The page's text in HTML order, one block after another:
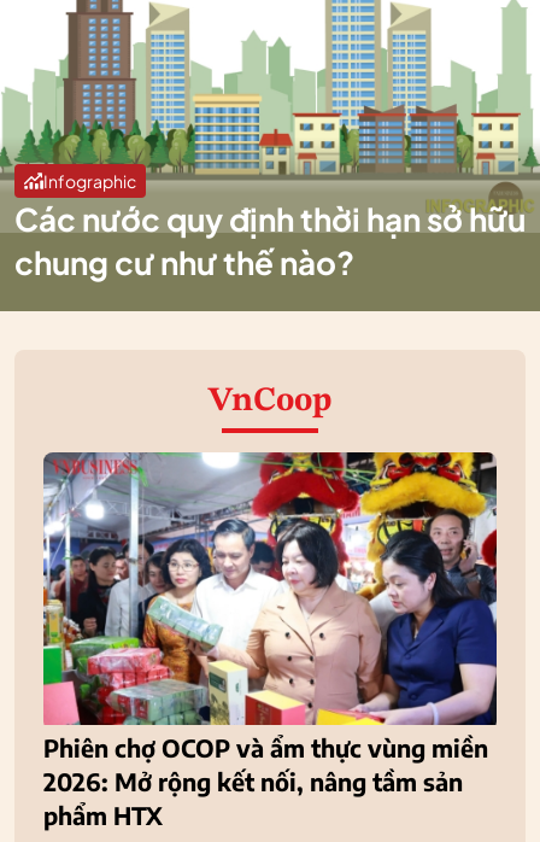
Infographic
Các nước quy định thời hạn sở hữu
chung cư như thế nào?
VnCoop
Phiên chợ OCOP và ẩm thực vùng miền
2026: Mở rộng kết nối, nâng tầm sản
phẩm HTX